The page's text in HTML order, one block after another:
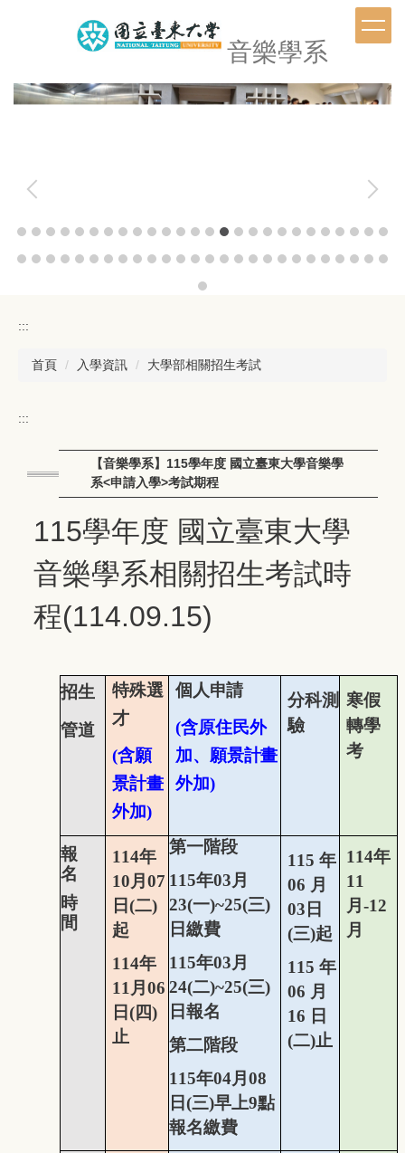
內
容
音樂學系
:::
首頁 入學資訊 大學部相關招生考試
:::
【音樂學系】115學年度 國立臺東大學音樂學
系<申請入學>考試期程
115學年度 國立臺東大學
音樂學系相關招生考試時
程(114.09.15)
招生
管道
特殊選
才
(含願
景計畫
外加)
個人申請
(含原住民外
加、願景計畫
外加)
分科測
驗
寒假
轉學
考
報
名
時
間
114年
10月 07
日(二)
起
114年
11 月 06
日(四)
止
第一階段
115年03月
23(一)~25(三)
日繳費
115年03月
24(二)~25(三)
日報名
第二階段
115年04月 08
日(三)早上9點
報名繳費
115 年
06 月
03 日
(三)起
115 年
06 月
16 日
(二)止
114年
11
月 -12
月